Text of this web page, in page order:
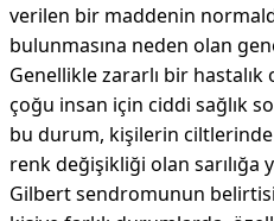
verilen bir maddenin
bulunmasına neden olan
Genellikle zararlı bir
çoğu insan için ciddi sağlık
bu durum, kişilerin ciltlerinde
renk değişikliği olan sarılığa
Gilbert sendromunun